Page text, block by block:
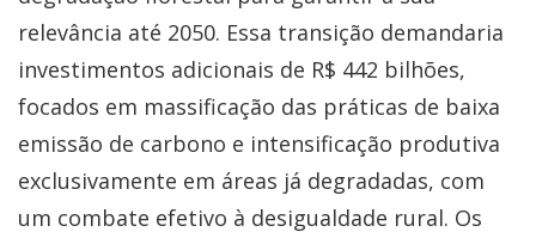
relevância até 2050. Essa transição demandaria
investimentos adicionais de R$ 442 bilhões,
focados em massificação das práticas de baixa
emissão de carbono e intensificação produtiva
exclusivamente em áreas já degradadas, com
um combate efetivo à desigualdade rural. Os